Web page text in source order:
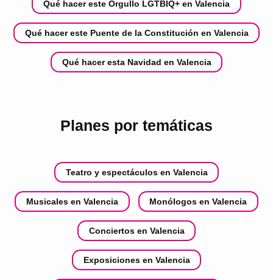
Qué hacer este Orgullo LGTBIQ+ en Valencia
Qué hacer este Puente de la Constitución en Valencia
Qué hacer esta Navidad en Valencia
Planes por temáticas
Teatro y espectáculos en Valencia
Musicales en Valencia Monólogos en Valencia
Conciertos en Valencia
Exposiciones en Valencia